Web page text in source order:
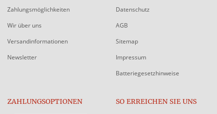
Zahlungsmöglichkeiten
Wir über uns
Versandinformationen
Newsletter
Datenschutz
AGB
Sitemap
Impressum
Batteriegesetzhinweise
ZAHLUNGSOPTIONEN SO ERREICHEN SIE UNS